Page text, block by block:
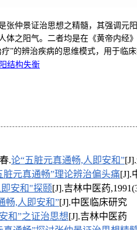
张仲景证治思想之精髓，其强调元
体之阳气。二者均是在《黄帝内经
”的辨治疾病的思维模式，用于临
结构失衡
.论“五脏元真通畅,人即安和”
脏元真通畅”理论辨治偏头痛[J].
安和"探颐[J].吉林中医药
畅,人即安和”[J].中医临床研究
和”之证治思想[J].吉林中医药